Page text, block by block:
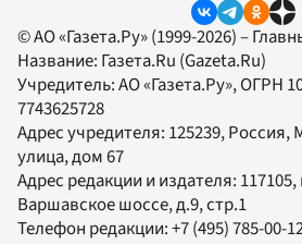
© АО «Газета.Ру» (1999-2026) –
Название: Газета.Ru (Gazeta.Ru)
Учредитель:АО «Газета.Ру», ОГРН
7743625728
Адрес учредителя: 125239, Россия,
улица, дом 67
Адрес редакции и издателя: 117105,
Варшавское шоссе, д.9, стр.1
Телефон редакции:+7 (495) 785-00-